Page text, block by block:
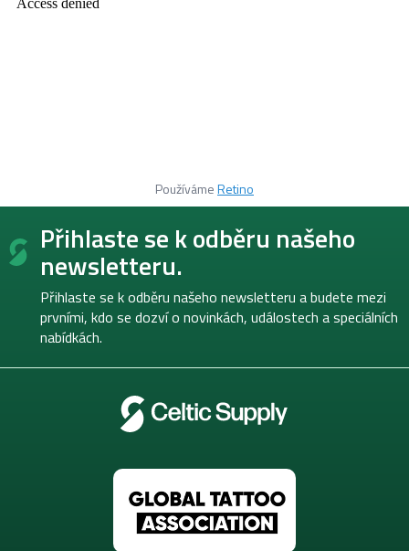
PoužívámeRetino
Z
Přihlaste se k odběru našeho
newsletteru.
Přihlaste se k odběru našeho newsletteru a budete mezi
prvními, kdo se dozví o novinkách, událostech a speciálních
nabídkách.